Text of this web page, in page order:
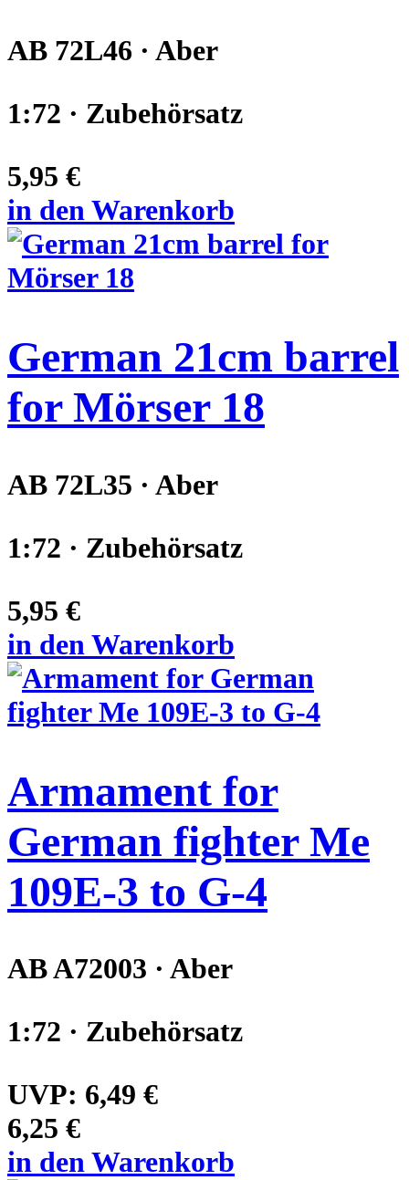
AB 72L46 · Aber
1:72 · Zubehörsatz
5,95 €
in den Warenkorb
German 21cm barrel
for Mörser 18
AB 72L35 · Aber
1:72 · Zubehörsatz
5,95 €
in den Warenkorb
Armament for
German fighter Me
109E-3 to G-4
AB A72003 · Aber
1:72 · Zubehörsatz
UVP: 6,49 €
6,25 €
in den Warenkorb